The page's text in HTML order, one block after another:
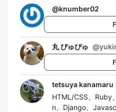
@knumber02
丸 ぴゅぴゅ @
tetsuya kanamaru
HTML/CSS、Ruby
n、Django、